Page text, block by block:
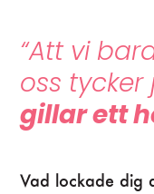
“Att vi
oss
gillar ett
Vad lockade dig